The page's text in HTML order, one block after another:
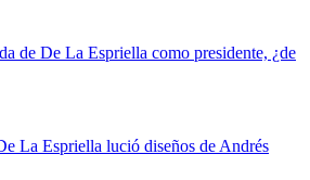
de De La Espriella como presidente, ¿de
La Espriella lució diseños de Andrés